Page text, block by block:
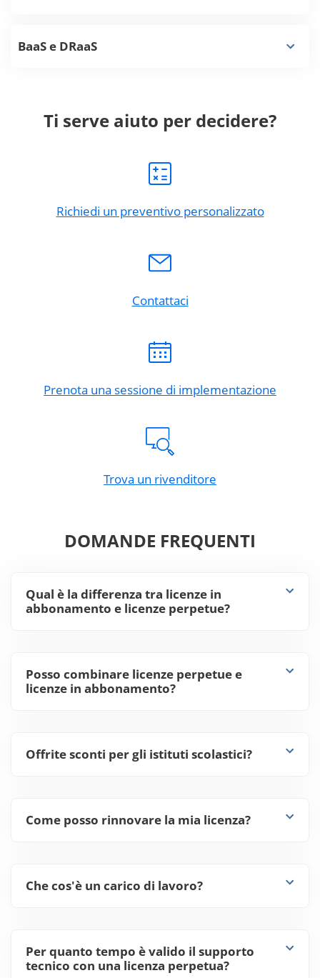
BaaS e DRaaS
Ti serve aiuto per decidere?
Richiedi un preventivo personalizzato
Contattaci
Prenota una sessione di implementazione
Trova un rivenditore
DOMANDE FREQUENTI
Qual è la differenza tra licenze in
abbonamento e licenze perpetue?
Posso combinare licenze perpetue e
licenze in abbonamento?
Offrite sconti per gli istituti scolastici?
Come posso rinnovare la mia licenza?
Che cos'è un carico di lavoro?
Per quanto tempo è valido il supporto
tecnico con una licenza perpetua?